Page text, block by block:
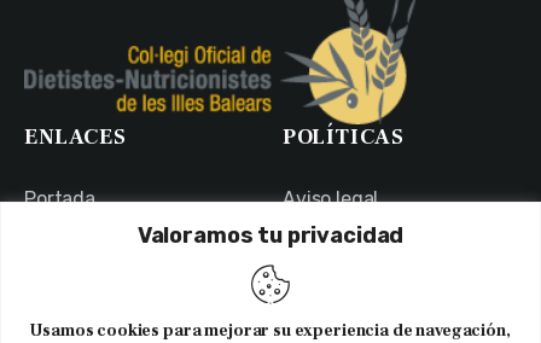
Valoramos tu privacidad
Usamos cookies para mejorar su experiencia de navegación,
ENLACES
Portada
Portal de Transparencia
Usuarios
POLÍTICAS
Aviso legal
Política de Privacidad
Política de Cookies
Canal Ético